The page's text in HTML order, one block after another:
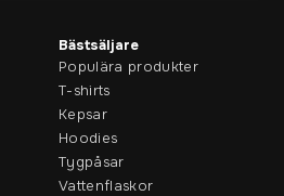
Bästsäljare
Populära produkter
T-shirts
Kepsar
Hoodies
Tygpåsar
Vattenflaskor